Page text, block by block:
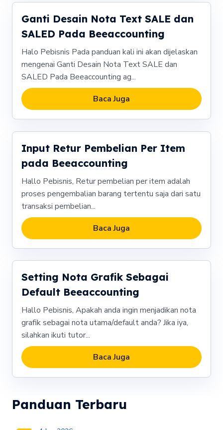
Ganti Desain Nota Text SALE dan
SALED Pada Beeaccounting
Halo Pebisnis Pada panduan kali ini akan dijelaskan
mengenai Ganti Desain Nota Text SALE dan
SALED Pada Beeaccounting ag...
Baca Juga
Input Retur Pembelian Per Item
pada Beeaccounting
Hallo Pebisnis, Retur pembelian per item adalah
proses pengembalian barang tertentu saja dari satu
transaksi pembelian...
Baca Juga
Setting Nota Grafik Sebagai
Default Beeaccounting
Hallo Pebisnis, Apakah anda ingin menjadikan nota
grafik sebagai nota utama/default anda? Jika iya,
silahkan ikuti tutor...
Baca Juga
Panduan Terbaru